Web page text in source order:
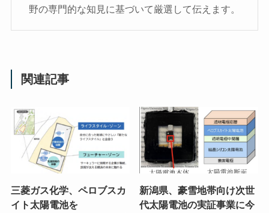
野の専門的な知見に基づいて厳選して伝えます。
関連記事
三菱ガス化学、ペロブスカ
イト太陽電池を
新潟県、豪雪地帯向け次世
代太陽電池の実証事業に今